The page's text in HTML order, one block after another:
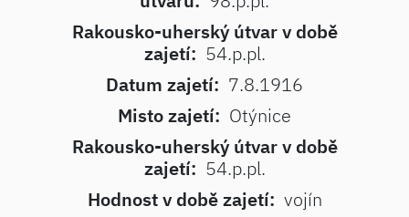
Rakousko-uherský útvar v době
zajetí: 54.p.pl.
Datum zajetí: 7.8.1916
Misto zajetí: Otýnice
Rakousko-uherský útvar v době
zajetí: 54.p.pl.
Hodnost v době zajetí: vojín